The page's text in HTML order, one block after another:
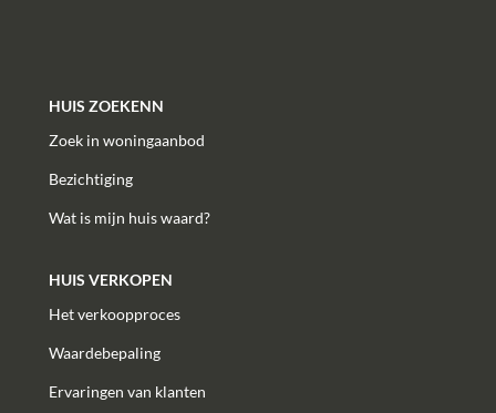
HUIS ZOEKENN
Zoek in woningaanbod
Bezichtiging
Wat is mijn huis waard?
HUIS VERKOPEN
Het verkoopproces
Waardebepaling
Ervaringen van klanten